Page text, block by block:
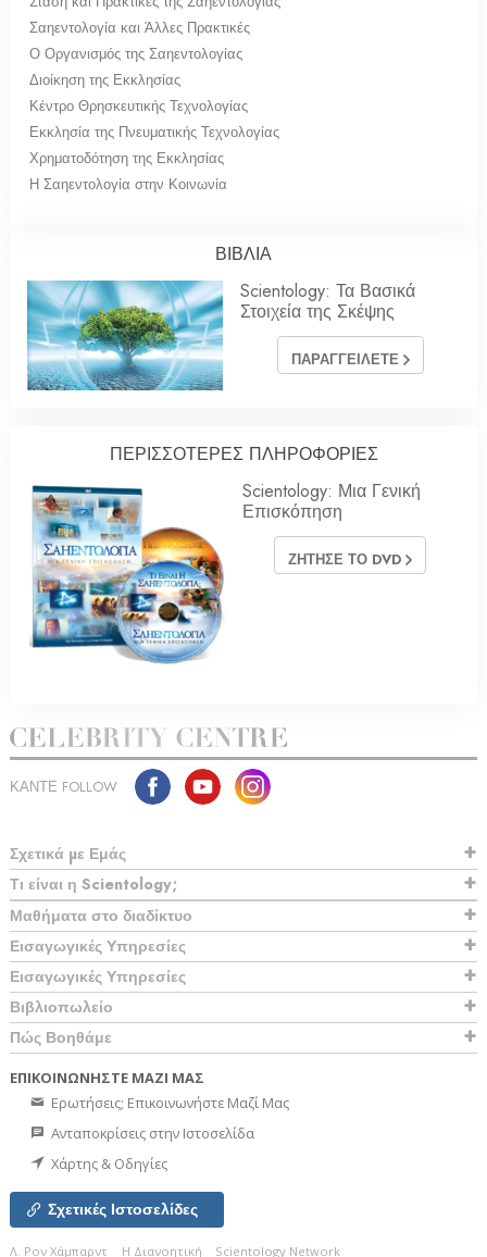
Σαηεντολογία και Άλλες Πρακτικές
Ο Οργανισμός της Σαηεντολογίας
Διοίκηση της Εκκλησίας
Κέντρο Θρησκευτικής Τεχνολογίας
Εκκλησία της Πνευματικής Τεχνολογίας
Χρηματοδότηση της Εκκλησίας
Η Σαηεντολογία στην Κοινωνία
ΒΙΒΛΙΑ
Scientology: Τα Βασικά
Στοιχεία της Σκέψης
ΠΑΡΑΓΓΕΙΛΕΤΕ
ΠΕΡΙΣΣΟΤΕΡΕΣ ΠΛΗΡΟΦΟΡΙΕΣ
Scientology: Μια Γενική
Επισκόπηση
ΖΗΤΗΣΕ ΤΟ DVD
ΚΑΝΤΕ FOLLOW
Σχετικά µε Εμάς
Τι είναι η Scientology;
Μαθήματα στο διαδίκτυο
Εισαγωγικές Υπηρεσίες
Εισαγωγικές Υπηρεσίες
Βιβλιοπωλείο
Πώς Βοηθάμε
ΕΠΙΚΟΙΝΩΝΗΣΤΕ ΜΑΖΙ ΜΑΣ
Ερωτήσεις; Επικοινωνήστε Μαζί Μας
Ανταποκρίσεις στην Ιστοσελίδα
Χάρτης & Οδηγίες
Σχετικές Ιστοσελίδες
Λ. Ρον Χάμπαρντ Η Διανοητική Scientology Network